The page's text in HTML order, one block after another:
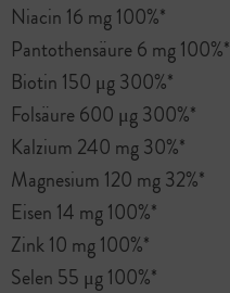
Niacin 16 mg 100%*
Pantothensäure 6 mg 100%*
Biotin 150 μg 300%*
Folsäure 600 μg 300%*
Kalzium 240 mg 30%*
Magnesium 120 mg 32%*
Eisen 14 mg 100%*
Zink 10 mg 100%*
Selen 55 μg 100%*